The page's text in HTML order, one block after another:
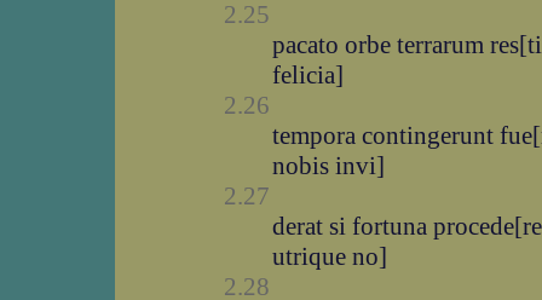
2.25
pacato orbe terrarum
felicia]
2.26
tempora contingerunt
nobis invi]
2.27
derat si fortuna
utrique no]
2.28